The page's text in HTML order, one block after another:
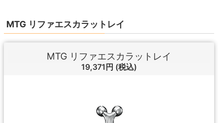
MTG リファエスカラットレイ
MTG リファエスカラットレイ
19,371円 (税込)